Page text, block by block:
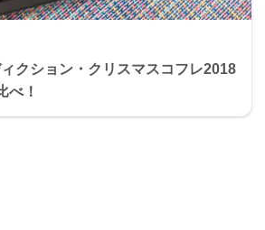
ィクション・クリスマスコフレ2018
べ！